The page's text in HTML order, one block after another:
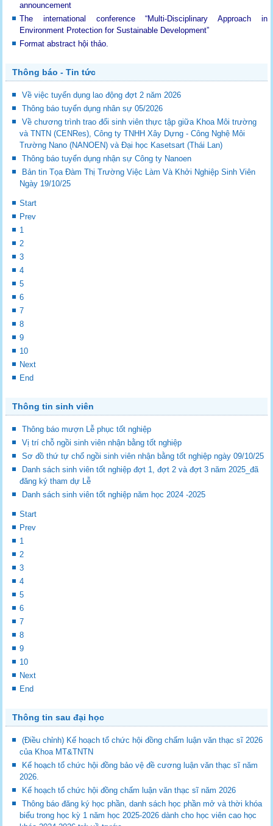
announcement
The international conference “Multi-Disciplinary Approach in
Environment Protection for Sustainable Development”
Format abstract hội thảo.
Thông báo - Tin tức
Về việc tuyển dụng lao động đợt 2 năm 2026
Thông báo tuyển dụng nhân sự 05/2026
Về chương trình trao đổi sinh viên thực tập giữa Khoa Môi trường
và TNTN (CENRes), Công ty TNHH Xây Dựng - Công Nghệ Môi
Trường Nano (NANOEN) và Đại học Kasetsart (Thái Lan)
Thông báo tuyển dụng nhận sự Công ty Nanoen
Bản tin Tọa Đàm Thị Trường Việc Làm Và Khởi Nghiệp Sinh Viên
Ngày 19/10/25
Start
Prev
1
2
3
4
5
6
7
8
9
10
Next
End
Thông tin sinh viên
Thông báo mượn Lễ phục tốt nghiệp
Vị trí chỗ ngồi sinh viên nhận bằng tốt nghiệp
Sơ đồ thứ tự chổ ngồi sinh viên nhận bằng tốt nghiệp ngày 09/10/25
Danh sách sinh viên tốt nghiệp đợt 1, đợt 2 và đợt 3 năm 2025_đã
đăng ký tham dự Lễ
Danh sách sinh viên tốt nghiệp năm học 2024 -2025
Start
Prev
1
2
3
4
5
6
7
8
9
10
Next
End
Thông tin sau đại học
(Điều chỉnh) Kế hoạch tổ chức hội đồng chấm luận văn thạc sĩ 2026
của Khoa MT&TNTN
Kế hoạch tổ chức hội đồng bảo vệ đề cương luận văn thạc sĩ năm
2026.
Kế hoạch tổ chức hội đồng chấm luận văn thạc sĩ năm 2026
Thông báo đăng ký học phần, danh sách học phần mở và thời khóa
biểu trong học kỳ 1 năm học 2025-2026 dành cho học viên cao học